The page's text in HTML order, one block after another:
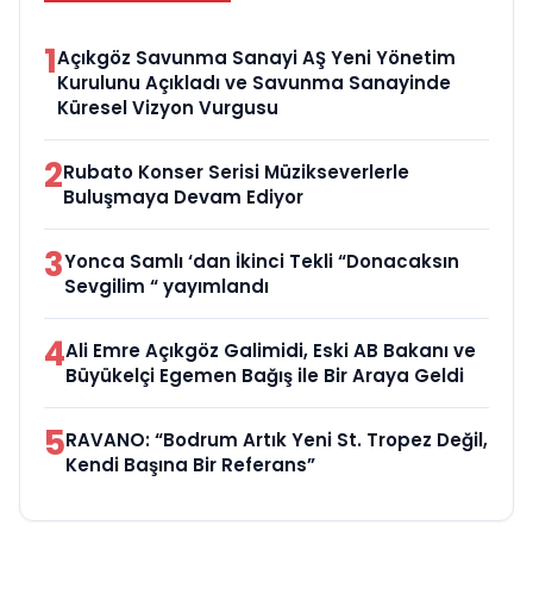
1Açıkgöz Savunma Sanayi AŞ Yeni Yönetim
Kurulunu Açıkladı ve Savunma Sanayinde
Küresel Vizyon Vurgusu
2Rubato Konser Serisi Müzikseverlerle
Buluşmaya Devam Ediyor
3Yonca Samlı ‘dan İkinci Tekli “Donacaksın
Sevgilim “ yayımlandı
4Ali Emre Açıkgöz Galimidi, Eski AB Bakanı ve
Büyükelçi Egemen Bağış ile Bir Araya Geldi
5RAVANO: “Bodrum Artık Yeni St. Tropez Değil,
Kendi Başına Bir Referans”